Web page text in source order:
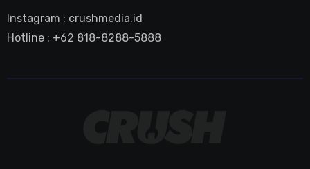
Instagram : crushmedia.id
Hotline : +62 818-8288-5888